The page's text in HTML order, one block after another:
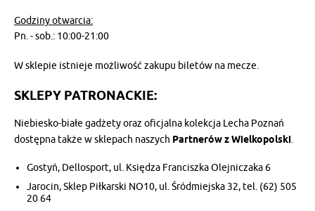
Godziny otwarcia:
Pn. - sob.: 10:00-21:00
W sklepie istnieje możliwość zakupu biletów na mecze.
SKLEPY PATRONACKIE:
Niebiesko-białe gadżety oraz oficjalna kolekcja Lecha Poznań
dostępna także w sklepach naszych Partnerów z Wielkopolski.
Gostyń, Dellosport, ul. Księdza Franciszka Olejniczaka 6
Jarocin, Sklep Piłkarski NO10, ul. Śródmiejska 32, tel. (62) 505
20 64